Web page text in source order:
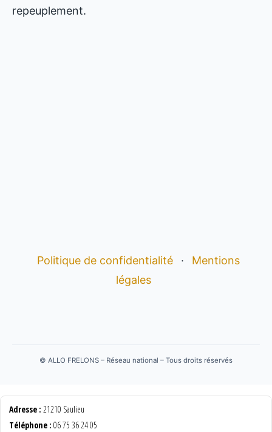
repeuplement.
Politique de confidentialité ·
Mentions
légales
© ALLO FRELONS – Réseau national – Tous droits réservés
Adresse : 21210 Saulieu
Téléphone : 06 75 36 24 05